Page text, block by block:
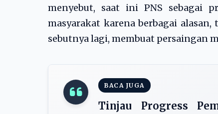
menyebut, saat ini PNS sebagai
masyarakat karena berbagai
sebutnya lagi, membuat persaingan
BACA JUGA
Tinjau Progress